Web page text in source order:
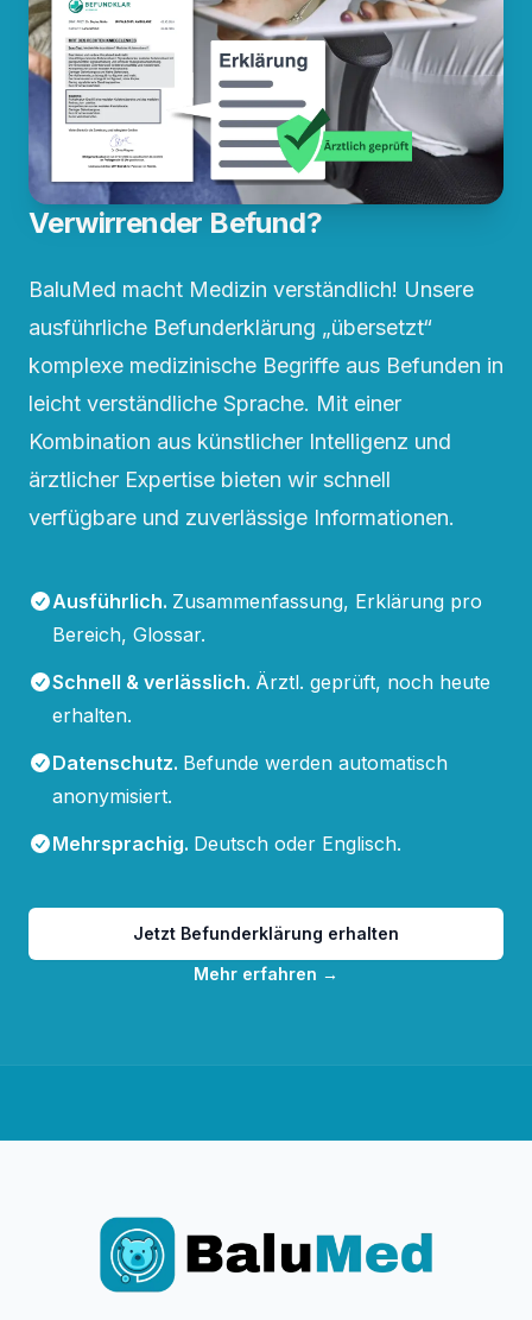
Verwirrender Befund?
BaluMed macht Medizin verständlich! Unsere
ausführliche Befunderklärung „übersetzt“
komplexe medizinische Begriffe aus Befunden in
leicht verständliche Sprache. Mit einer
Kombination aus künstlicher Intelligenz und
ärztlicher Expertise bieten wir schnell
verfügbare und zuverlässige Informationen.
Ausführlich. Zusammenfassung, Erklärung pro
Bereich, Glossar.
Schnell & verlässlich. Ärztl. geprüft, noch heute
erhalten.
Datenschutz. Befunde werden automatisch
anonymisiert.
Mehrsprachig. Deutsch oder Englisch.
Jetzt Befunderklärung erhalten
Mehr erfahren →